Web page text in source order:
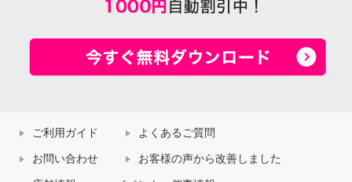
ご利用ガイド よくあるご質問
お問い合わせ お客様の声から改善しました